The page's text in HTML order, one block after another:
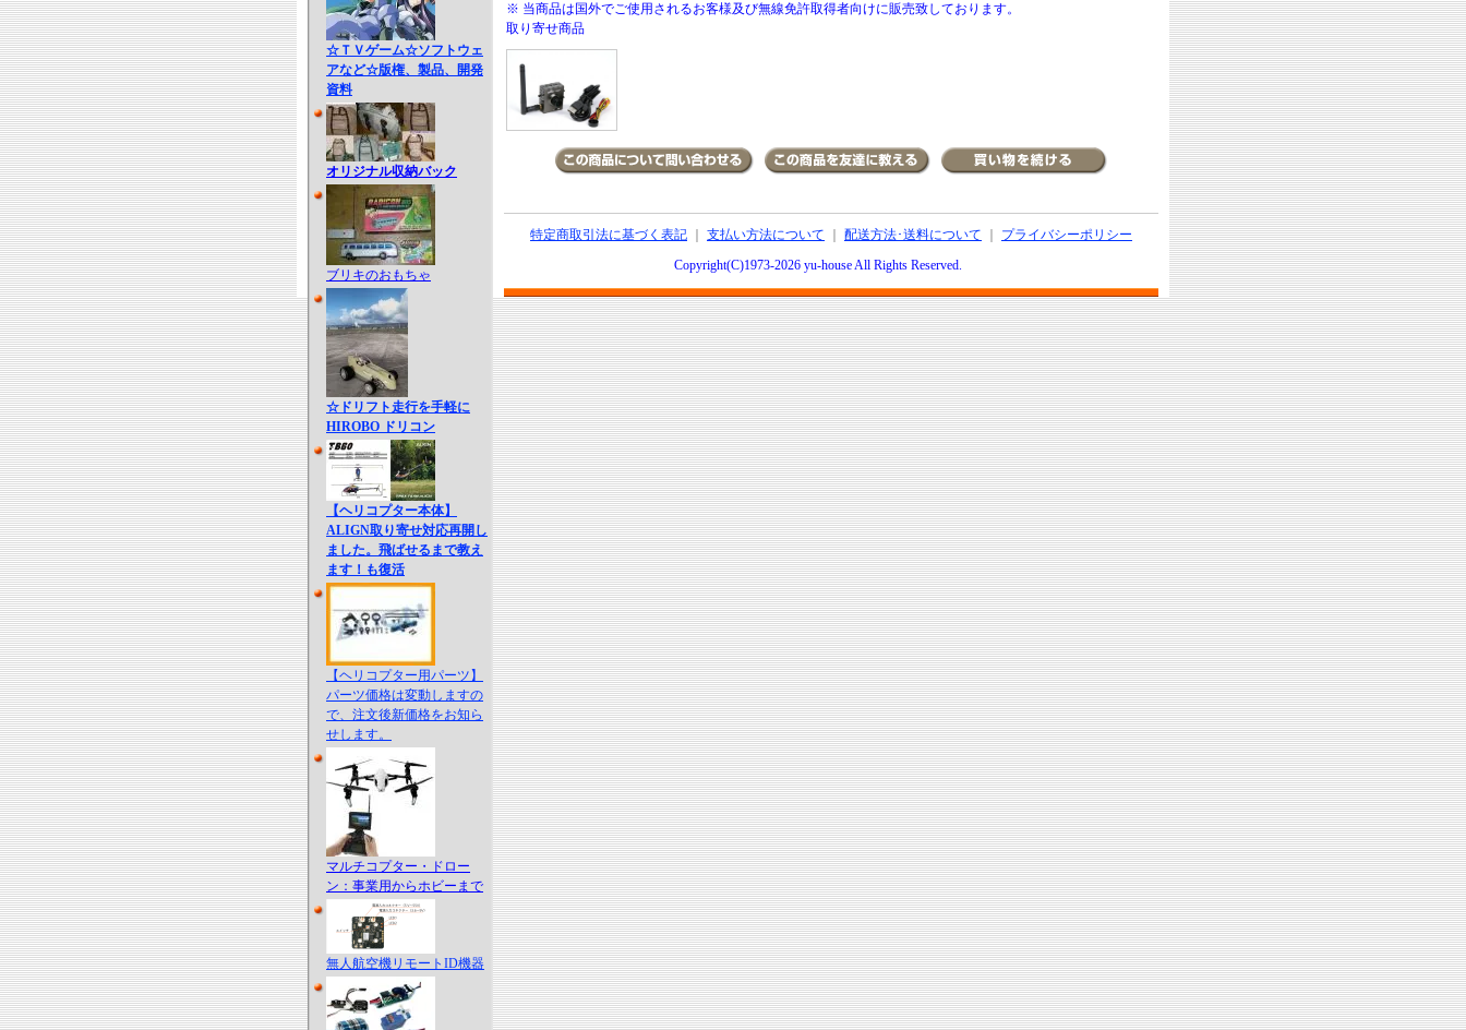
☆ＴＶゲーム☆ソフトウェ
アなど☆版権、製品、開発
資料
オリジナル収納バック
ブリキのおもちゃ
☆ドリフト走行を手軽に
HIROBO ドリコン
【ヘリコプター本体】
ALIGN取り寄せ対応再開し
ました。飛ばせるまで教え
ます！も復活
【ヘリコプター用パーツ】
パーツ価格は変動しますの
で、注文後新価格をお知ら
せします。
マルチコプター・ドロー
ン：事業用からホビーまで
無人航空機リモートID機器
※ 当商品は国外でご使用されるお客様及び無線免許取得者向けに販売致しております。
取り寄せ商品
特定商取引法に基づく表記 支払い方法について 配送方法･送料について
プライバシーポリシー
Copyright(C)1973-2026 yu-house All Rights Reserved.